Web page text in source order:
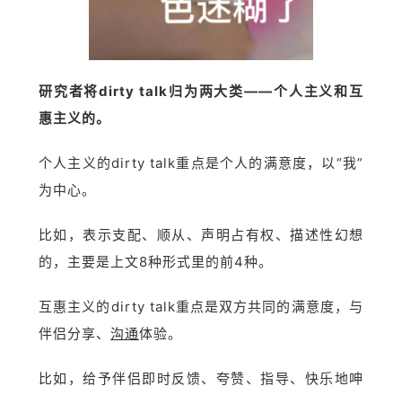
研究者将dirty talk归为两大类——个人主义和互
惠主义的。
个人主义的dirty talk重点是个人的满意度，以“我”
为中心。
比如，表示支配、顺从、声明占有权、描述性幻想
的，主要是上文8种形式里的前4种。
互惠主义的dirty talk重点是双方共同的满意度，与
伴侣分享、 沟通体验。
比如，给予伴侣即时反馈、夸赞、指导、快乐地呻